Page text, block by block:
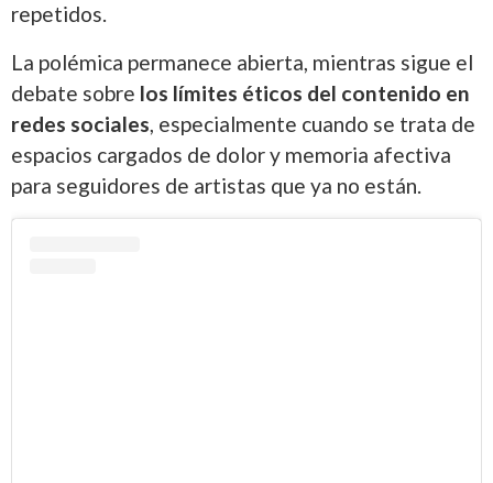
repetidos.
La polémica permanece abierta, mientras sigue el
debate sobre los límites éticos del contenido en
redes sociales, especialmente cuando se trata de
espacios cargados de dolor y memoria afectiva
para seguidores de artistas que ya no están.